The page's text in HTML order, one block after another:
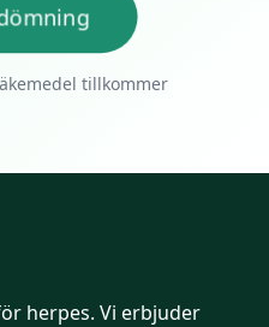
tillkommer
herpes. Vi erbjuder